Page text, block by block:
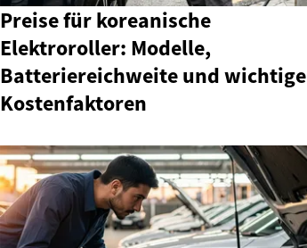
Preise für koreanische
Elektroroller: Modelle,
Batteriereichweite und wichtige
Kostenfaktoren